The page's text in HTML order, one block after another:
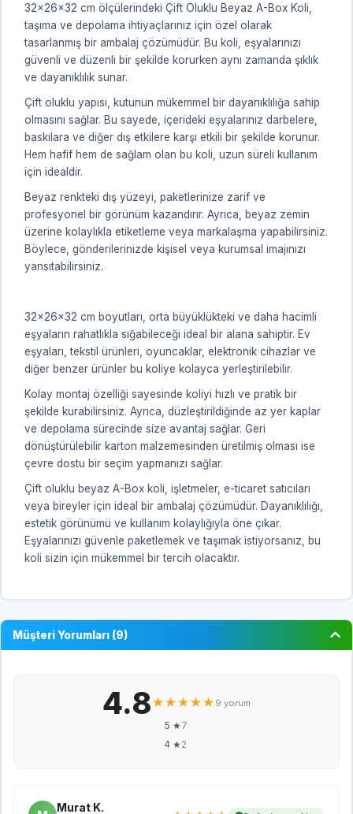
32x26x32 cm ölçülerindeki Çift Oluklu Beyaz A-Box Koli,
taşıma ve depolama ihtiyaçlarınız için özel olarak
tasarlanmış bir ambalaj çözümüdür. Bu koli, eşyalarınızı
güvenli ve düzenli bir şekilde korurken aynı zamanda şıklık
ve dayanıklılık sunar.
Çift oluklu yapısı, kutunun mükemmel bir dayanıklılığa sahip
olmasını sağlar. Bu sayede, içerideki eşyalarınız darbelere,
baskılara ve diğer dış etkilere karşı etkili bir şekilde korunur.
Hem hafif hem de sağlam olan bu koli, uzun süreli kullanım
için idealdir.
Beyaz renkteki dış yüzeyi, paketlerinize zarif ve
profesyonel bir görünüm kazandırır. Ayrıca, beyaz zemin
üzerine kolaylıkla etiketleme veya markalaşma yapabilirsiniz.
Böylece, gönderilerinizde kişisel veya kurumsal imajınızı
yansıtabilirsiniz.
32x26x32 cm boyutları, orta büyüklükteki ve daha hacimli
eşyaların rahatlıkla sığabileceği ideal bir alana sahiptir. Ev
eşyaları, tekstil ürünleri, oyuncaklar, elektronik cihazlar ve
diğer benzer ürünler bu koliye kolayca yerleştirilebilir.
Kolay montaj özelliği sayesinde koliyi hızlı ve pratik bir
şekilde kurabilirsiniz. Ayrıca, düzleştirildiğinde az yer kaplar
ve depolama sürecinde size avantaj sağlar. Geri
dönüştürülebilir karton malzemesinden üretilmiş olması ise
çevre dostu bir seçim yapmanızı sağlar.
Çift oluklu beyaz A-Box koli, işletmeler, e-ticaret satıcıları
veya bireyler için ideal bir ambalaj çözümüdür. Dayanıklılığı,
estetik görünümü ve kullanım kolaylığıyla öne çıkar.
Eşyalarınızı güvenle paketlemek ve taşımak istiyorsanız, bu
koli sizin için mükemmel bir tercih olacaktır.
Müşteri Yorumları (9)
4.8★★★★★ 9 yorum
5 ★7
4 ★2
Murat K.